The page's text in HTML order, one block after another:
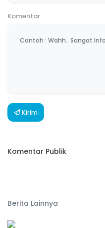
Komentar
Kirim
Komentar Publik
Berita Lainnya